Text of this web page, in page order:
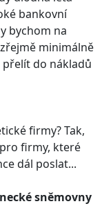
bankovní
bychom na
minimálně
přelít do nákladů
firmy? Tak,
firmy, které
dál poslat...
sněmovny